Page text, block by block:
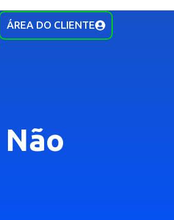
ÁREA DO CLIENTE